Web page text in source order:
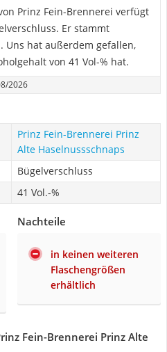
Prinz Fein-Brennerei verfügt
Er stammt
Uns hat außerdem gefallen,
von 41 Vol-% hat.
2026
Prinz Fein-Brennerei Prinz
Alte Haselnussschnaps
Bügelverschluss
41 Vol.-%
Nachteile
in keinen weiteren
Flaschengrößen
erhältlich
Fein-Brennerei Prinz Alte